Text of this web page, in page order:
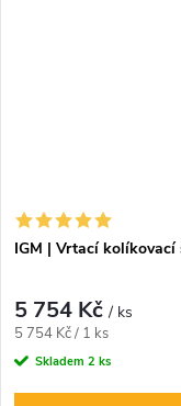
IGM | Vrtací kolíkovací
5 754 Kč/ ks
Měrná
cena:
5 754 Kč / 1 ks
Skladem 2 ks